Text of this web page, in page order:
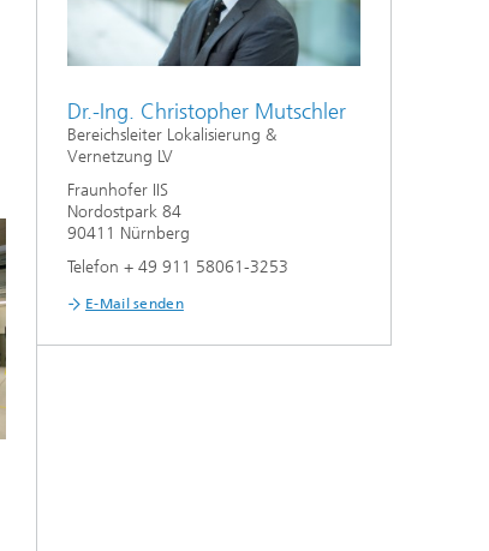
Dr.-Ing. Christopher Mutschler
Bereichsleiter Lokalisierung &
Vernetzung LV
Fraunhofer IIS
Nordostpark 84
90411 Nürnberg
Telefon + 49 911 58061-3253
E-Mail senden